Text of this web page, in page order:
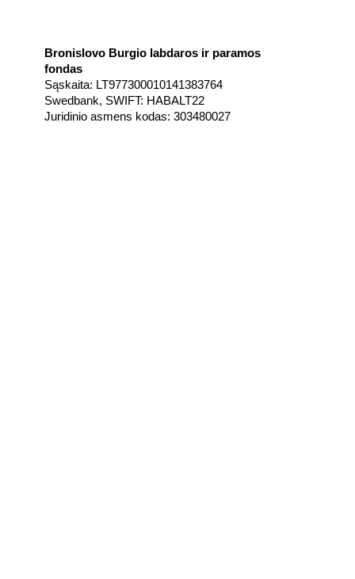
Bronislovo Burgio labdaros ir paramos
fondas
Sąskaita: LT977300010141383764
Swedbank, SWIFT: HABALT22
Juridinio asmens kodas: 303480027